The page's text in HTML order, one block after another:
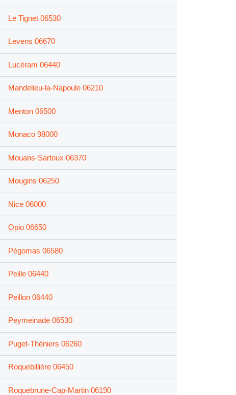
Le Tignet 06530
Levens 06670
Lucéram 06440
Mandelieu-la-Napoule 06210
Menton 06500
Monaco 98000
Mouans-Sartoux 06370
Mougins 06250
Nice 06000
Opio 06650
Pégomas 06580
Peille 06440
Peillon 06440
Peymeinade 06530
Puget-Théniers 06260
Roquebillière 06450
Roquebrune-Cap-Martin 06190